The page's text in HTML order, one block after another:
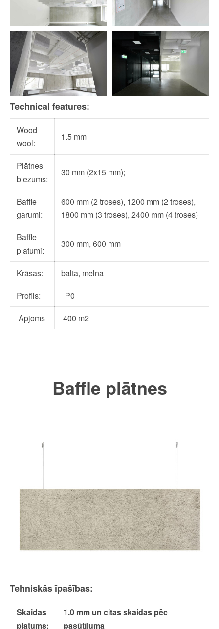
Technical features:
Wood
wool:
1.5 mm
Plātnes
biezums:
30 mm (2x15 mm);
Baffle
garumi:
600 mm (2 troses), 1200 mm (2 troses),
1800 mm (3 troses), 2400 mm (4 troses)
Baffle
platumi:
300 mm, 600 mm
Krāsas:
balta, melna
Profils:
P0
Apjoms
400 m2
Baffle plātnes
Tehniskās īpašības:
Skaidas
platums:
1.0 mm un citas skaidas pēc
pasūtījuma